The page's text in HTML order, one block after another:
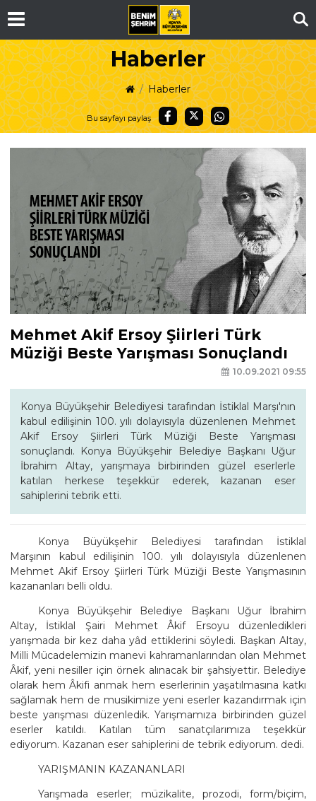
Haberler
Haberler
Bu sayfayı paylaş
Mehmet Akif Ersoy Şiirleri Türk
Müziği Beste Yarışması Sonuçlandı
10.09.2021 09:55
Konya Büyükşehir Belediyesi tarafından İstiklal Marşı'nın
kabul edilişinin 100. yılı dolayısıyla düzenlenen Mehmet
Akif Ersoy Şiirleri Türk Müziği Beste Yarışması
sonuçlandı. Konya Büyükşehir Belediye Başkanı Uğur
İbrahim Altay, yarışmaya birbirinden güzel eserlerle
katılan herkese teşekkür ederek, kazanan eser
sahiplerini tebrik etti.
Konya Büyükşehir Belediyesi tarafından İstiklal
Marşının kabul edilişinin 100. yılı dolayısıyla düzenlenen
Mehmet Akif Ersoy Şiirleri Türk Müziği Beste Yarışmasının
kazananları belli oldu.
Konya Büyükşehir Belediye Başkanı Uğur İbrahim
Altay, İstiklal Şairi Mehmet Âkif Ersoyu düzenledikleri
yarışmada bir kez daha yâd ettiklerini söyledi. Başkan Altay,
Milli Mücadelemizin manevi kahramanlarından olan Mehmet
Âkif, yeni nesiller için örnek alınacak bir şahsiyettir. Belediye
olarak hem Âkifi anmak hem eserlerinin yaşatılmasına katkı
sağlamak hem de musikimize yeni eserler kazandırmak için
beste yarışması düzenledik. Yarışmamıza birbirinden güzel
eserler katıldı. Katılan tüm sanatçılarımıza teşekkür
ediyorum. Kazanan eser sahiplerini de tebrik ediyorum. dedi.
YARIŞMANIN KAZANANLARI
Yarışmada eserler; müzikalite, prozodi, form/biçim,